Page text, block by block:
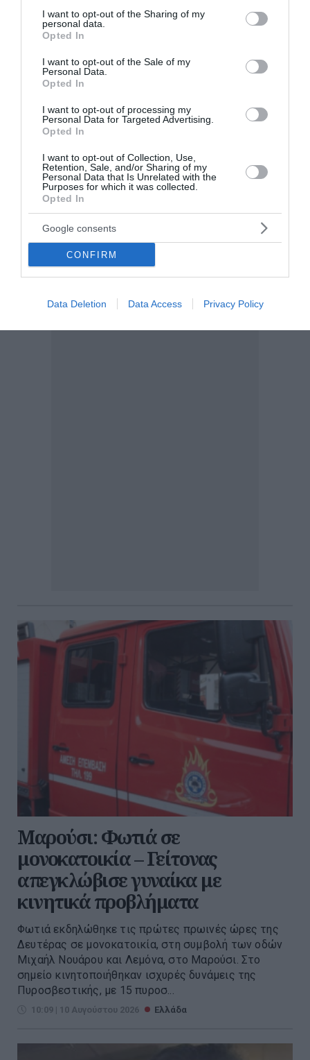
not limited to your visit or usage behaviour. You may click to
grant or deny consent to Google and its third-party tags to
use your data for below specified purposes in below Google
consent section.
I want to opt-out of the Sharing of my
personal data.
Opted In
I want to opt-out of the Sale of my
Personal Data.
Opted In
I want to opt-out of processing my
Personal Data for Targeted Advertising.
Opted In
I want to opt-out of Collection, Use,
Retention, Sale, and/or Sharing of my
Personal Data that Is Unrelated with the
Purposes for which it was collected.
Opted In
Google consents
CONFIRM
Data Deletion Data Access Privacy Policy
Φωτιά σε δασική έκταση στην
Κόνιτσα
Πυρκαγιά ξέσπασε το πρωί της Δευτέρας σε δασική
έκταση στη θέση «Κλέφτης», στην Κόνιτσα.
Κινητοποιήθηκαν 10 πυροσβέστες με 1 ομάδα
πεζοπόρου της 5ης ΕΜΟΔΕ και 1 ελικόπτερο.
Μαρούσι: Φωτιά σε
μονοκατοικία – Γείτονας
απεγκλώβισε γυναίκα με
κινητικά προβλήματα
Φωτιά εκδηλώθηκε τις πρώτες πρωινές ώρες της
Δευτέρας σε μονοκατοικία, στη συμβολή των οδών
Μιχαήλ Νουάρου και Λεμόνα, στο Μαρούσι. Στο
σημείο κινητοποιήθηκαν ισχυρές δυνάμεις της
Πυροσβεστικής, με 15 πυροσ...
10:09 | 10 Αυγούστου 2026 Ελλάδα